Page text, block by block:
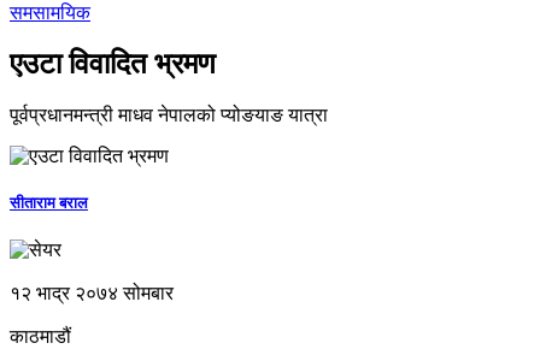
समसामयिक
एउटा विवादित भ्रमण
पूर्वप्रधानमन्त्री माधव नेपालको प्योङयाङ यात्रा
सीताराम बराल
१२ भाद्र २०७४ सोमबार
काठमाडौं